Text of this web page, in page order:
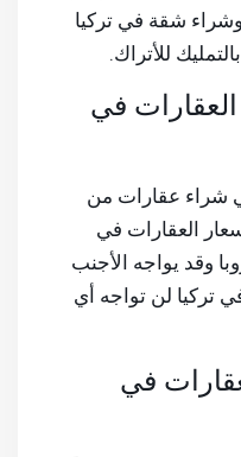
وشراء شقة في تركيا
للأتراك.
في
شراء عقارات من
العقارات في
وقد يواجه الأجنب
تركيا لن تواجه أي
في